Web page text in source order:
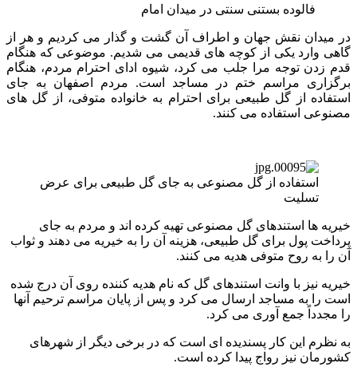
فالوده بستنی سنتی در میدان امام
در میدان نقش جهان و اطراف آن گشت و گذار می کردیم و هر از
گاهی وارد یکی از کوچه های قدیمی می شدیم. موضوعی که هنگام
قدم زدن توجه مرا جلب می کرد، شیوه ادای احترام مردم، هنگام
برگزاری مراسم ختم در مساجد است. مردم اصفهان به جای
استفاده از گل طبیعی برای احترام به خانواده متوفی، از گل های
مصنوعی استفاده می کنند.
استفاده از گل مصنوعی به جای گل طبیعی برای عرض
تسلیت
خیریه ها استندهای گل مصنوعی تهیه کرده اند و مردم به جای
پرداخت پول برای گل طبیعی، هزینه آن را به خیریه می دهند و ثواب
آن را به روح متوفی هدیه می کنند.
خیریه نیز با وانت استندهای گل که نام هدیه کننده روی آن درج شده
است را به مساجد ارسال می کرد و پس از پایان مراسم ترحیم آنها
را مجدداً جمع آوری می کرد.
به نظرم این کار پسندیده ای است که در برخی دیگر از شهرهای
کشورمان نیز رواج پیدا کرده است.